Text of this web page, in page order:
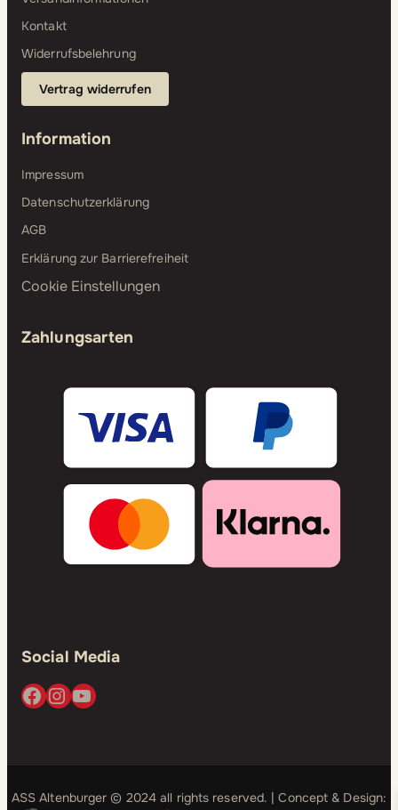
Kontakt
Widerrufsbelehrung
Vertrag widerrufen
Information
Impressum
Datenschutzerklärung
AGB
Erklärung zur Barrierefreiheit
Cookie Einstellungen
Zahlungsarten
Social Media
Facebook
Instagram
YouTube
ASS Altenburger © 2024 all rights reserved. | Concept & Design: